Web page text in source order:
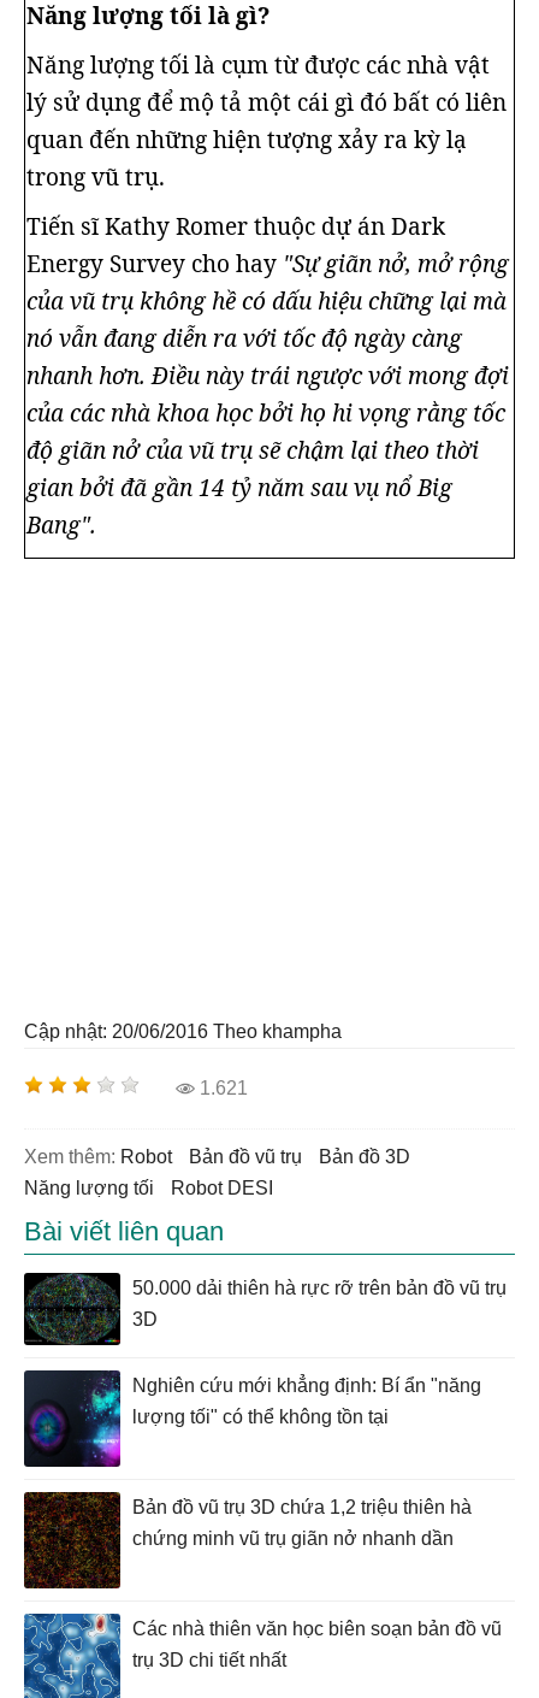
Năng lượng tối là gì?
Năng lượng tối là cụm từ được các nhà vật
lý sử dụng để mộ tả một cái gì đó bất có liên
quan đến những hiện tượng xảy ra kỳ lạ
trong vũ trụ.
Tiến sĩ Kathy Romer thuộc dự án Dark
Energy Survey cho hay "Sự giãn nở, mở rộng
của vũ trụ không hề có dấu hiệu chững lại mà
nó vẫn đang diễn ra với tốc độ ngày càng
nhanh hơn. Điều này trái ngược với mong đợi
của các nhà khoa học bởi họ hi vọng rằng tốc
độ giãn nở của vũ trụ sẽ chậm lại theo thời
gian bởi đã gần 14 tỷ năm sau vụ nổ Big
Bang".
Cập nhật: 20/06/2016 Theo khampha
1.621
Xem thêm: robot bản đồ vũ trụ
bản đồ 3D
năng lượng tối
Robot DESI
Bài viết liên quan
50.000 dải thiên hà rực rỡ trên bản đồ vũ trụ
3D
Nghiên cứu mới khẳng định: Bí ẩn "năng
lượng tối" có thể không tồn tại
Bản đồ vũ trụ 3D chứa 1,2 triệu thiên hà
chứng minh vũ trụ giãn nở nhanh dần
Các nhà thiên văn học biên soạn bản đồ vũ
trụ 3D chi tiết nhất